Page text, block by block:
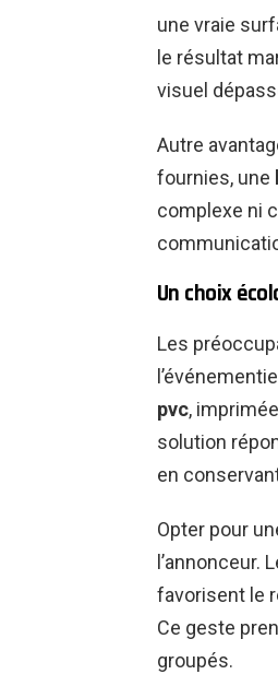
une vraie
le résultat
visuel
Autre
fournies, une
complexe ni
Un choix
Les
pvc,
solution
en
Opter pour
l’annonceur.
favorisent le
Ce geste
groupés.